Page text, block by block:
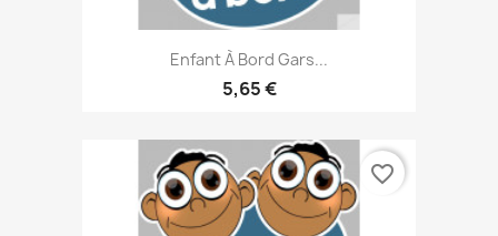
Enfant À Bord Gars...
5,65 €
favorite_border